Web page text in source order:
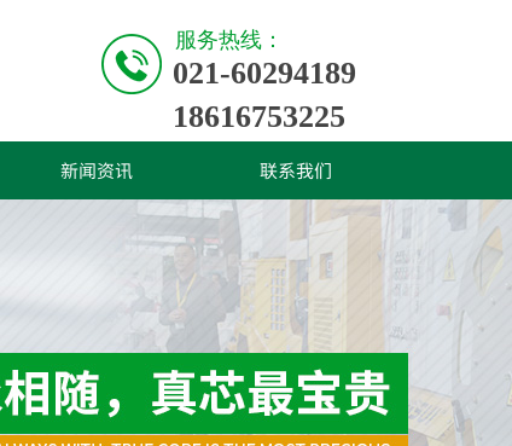
服务热线：
021-60294189
18616753225
新闻资讯 联系我们